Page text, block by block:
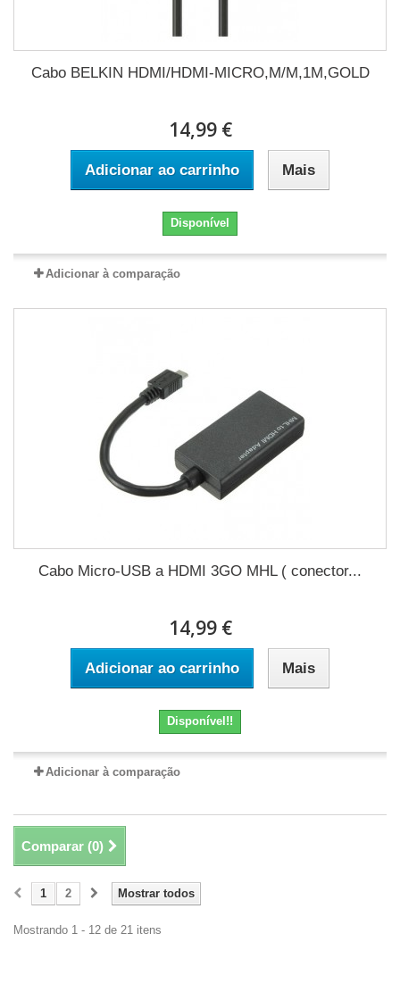
Cabo BELKIN HDMI/HDMI-MICRO,M/M,1M,GOLD
14,99 €
Adicionar ao carrinho Mais
Disponível
Adicionar à comparação
Cabo Micro-USB a HDMI 3GO MHL ( conector...
14,99 €
Adicionar ao carrinho Mais
Disponível!!
Adicionar à comparação
Comparar (0)
Mostrar todos
1 2
Mostrando 1 - 12 de 21 itens